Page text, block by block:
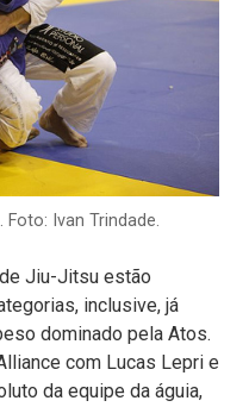
Ivan Trindade.
Jiu-Jitsu estão
inclusive, já
dominado pela Atos.
com Lucas Lepri e
da equipe da águia,